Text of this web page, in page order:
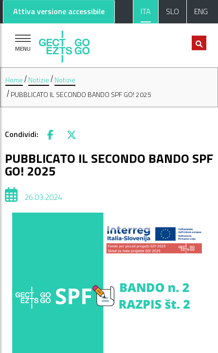
Vai al contenuto principale
Vai al footer
Attiva versione accessibile ITA SLO ENG
MENU
Home Notizie
Notizie
PUBBLICATO IL SECONDO BANDO SPF GO! 2025
Condividi: Facebook
X
PUBBLICATO IL SECONDO BANDO SPF
GO! 2025
26.03.2024